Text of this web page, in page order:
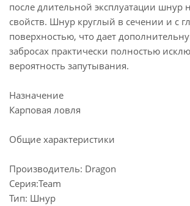
после длительной эксплуатации шнур
свойств. Шнур круглый в сечении и с
поверхностью, что дает
забросах практически полностью
вероятность запутывания.
Назначение
Карповая ловля
Общие характеристики
Производитель: Dragon
Серия:Team
Тип: Шнур